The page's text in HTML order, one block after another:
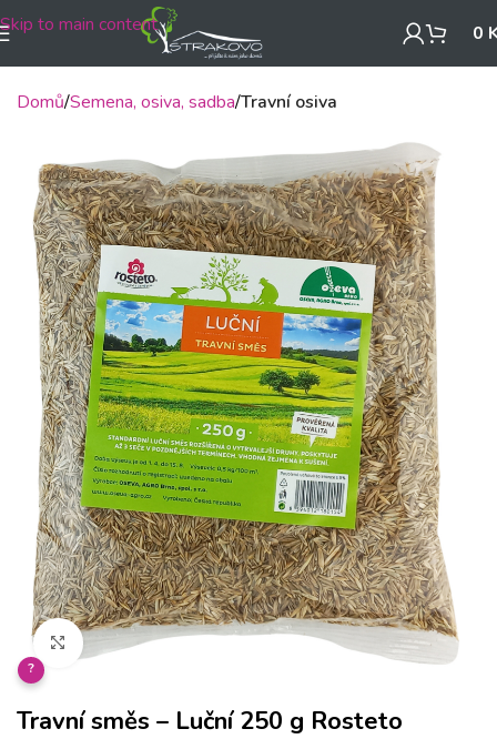
Skip to main content 0
Domů Semena, osiva, sadba Travní osiva
Klikněte pro zvětšení
?
Travní směs – Luční 250 g Rosteto